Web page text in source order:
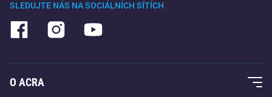
SLEDUJTE NÁS NA SOCIÁLNÍCH SÍTÍCH
O ACRA